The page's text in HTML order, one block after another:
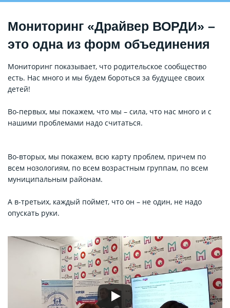
Мониторинг «Драйвер ВОРДИ» –
это одна из форм объединения
Мониторинг показывает, что родительское сообщество
есть. Нас много и мы будем бороться за будущее своих
детей!
Во-первых, мы покажем, что мы – сила, что нас много и с
нашими проблемами надо считаться.
Во-вторых, мы покажем, всю карту проблем, причем по
всем нозологиям, по всем возрастным группам, по всем
муниципальным районам.
А в-третьих, каждый поймет, что он – не один, не надо
опускать руки.